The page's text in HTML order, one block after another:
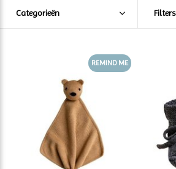
Categorieën Filters
REMIND ME